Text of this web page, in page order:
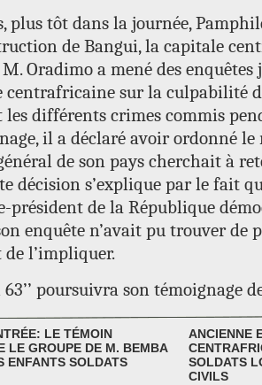
plus tôt dans la journée,
de Bangui, la capitale
Oradimo a mené des
centrafricaine sur la culpabilité
les différents crimes commis
il a déclaré avoir ordonné le
de son pays cherchait à
décision s’explique par le fait
président de la République
enquête n’avait pu trouver de
l’impliquer.
63’’ poursuivra son témoignage
ANCIENNE
SOLDATS
CIVILS
LE TÉMOIN
LE GROUPE DE M. BEMBA
ENFANTS SOLDATS